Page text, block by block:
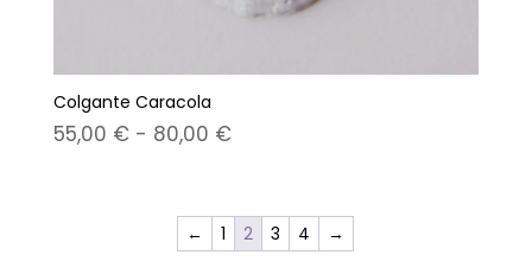
Colgante Caracola
55,00 € - 80,00 €Rango
desde
55,00 €
← 1 2 3 4 →